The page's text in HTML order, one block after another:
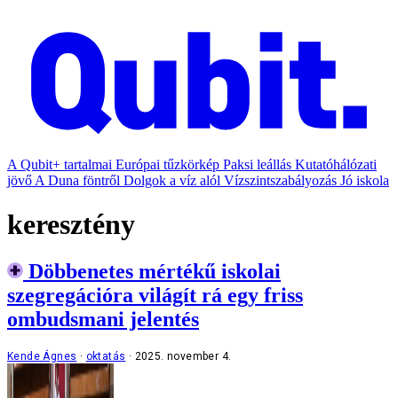
A Qubit+ tartalmai Európai tűzkörkép Paksi leállás Kutatóhálózati
jövő A Duna föntről Dolgok a víz alól Vízszintszabályozás Jó iskola
keresztény
Döbbenetes mértékű iskolai
szegregációra világít rá egy friss
ombudsmani jelentés
Kende Ágnes oktatás 2025. november 4.